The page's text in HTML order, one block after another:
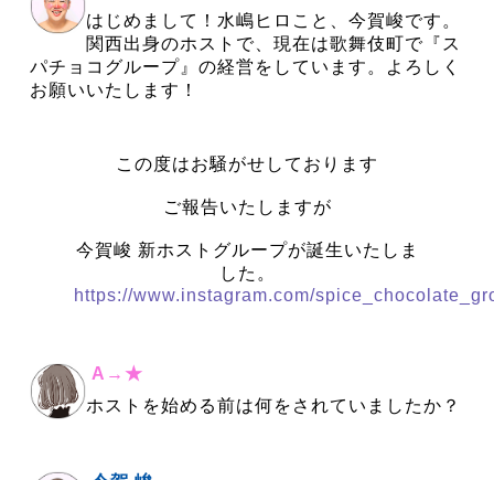
はじめまして！水嶋ヒロこと、今賀峻です。
関西出身のホストで、現在は歌舞伎町で『ス
パチョコグループ』の経営をしています。よろしく
お願いいたします！
この度はお騒がせしております
ご報告いたしますが
今賀峻 新ホストグループが誕生いたしま
した。
https://www.instagram.com/
A→★
ホストを始める前は何をされていましたか？